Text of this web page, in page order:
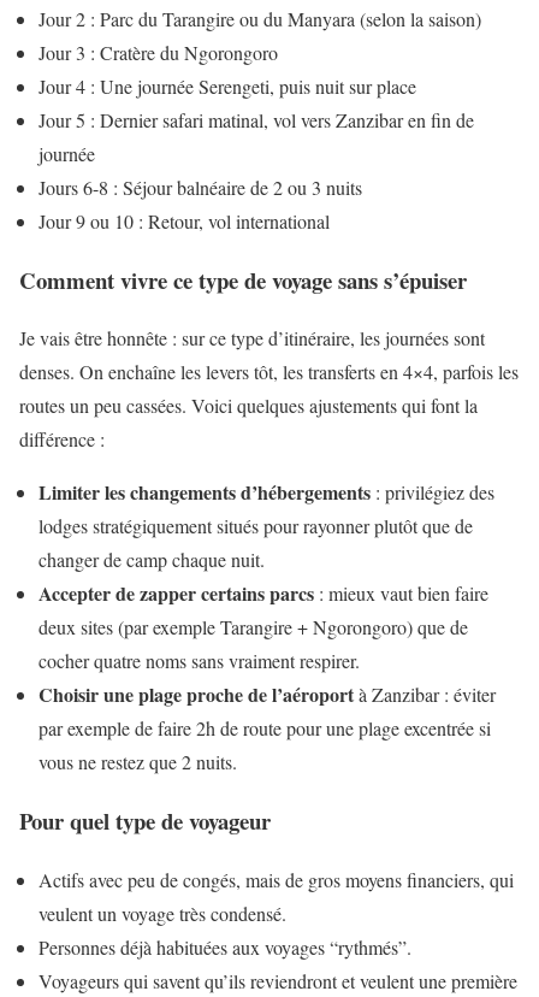
Jour 2 : Parc du Tarangire ou du Manyara (selon la saison)
Jour 3 : Cratère du Ngorongoro
Jour 4 : Une journée Serengeti, puis nuit sur place
Jour 5 : Dernier safari matinal, vol vers Zanzibar en fin de
journée
Jours 6-8 : Séjour balnéaire de 2 ou 3 nuits
Jour 9 ou 10 : Retour, vol international
Comment vivre ce type de voyage sans s’épuiser
Je vais être honnête : sur ce type d’itinéraire, les journées sont
denses. On enchaîne les levers tôt, les transferts en 4×4, parfois les
routes un peu cassées. Voici quelques ajustements qui font la
différence :
Limiter les changements d’hébergements : privilégiez des
lodges stratégiquement situés pour rayonner plutôt que de
changer de camp chaque nuit.
Accepter de zapper certains parcs : mieux vaut bien faire
deux sites (par exemple Tarangire + Ngorongoro) que de
cocher quatre noms sans vraiment respirer.
Choisir une plage proche de l’aéroportà Zanzibar : éviter
par exemple de faire 2h de route pour une plage excentrée si
vous ne restez que 2 nuits.
Pour quel type de voyageur
Actifs avec peu de congés, mais de gros moyens financiers, qui
veulent un voyage très condensé.
Personnes déjà habituées aux voyages “rythmés”.
Voyageurs qui savent qu’ils reviendront et veulent une première